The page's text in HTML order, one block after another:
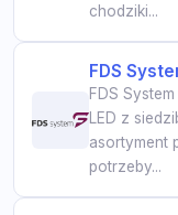
chodziki...
FDS
FDS
LED z
asortyment
potrzeby...